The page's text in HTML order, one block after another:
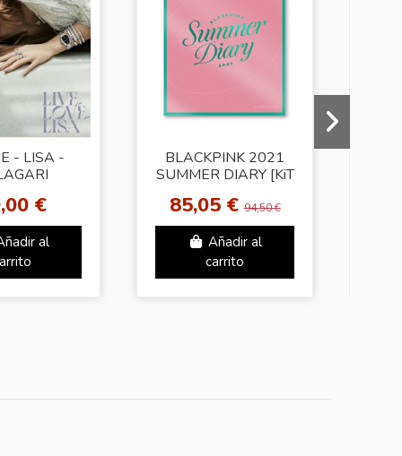
- LISA -
(Ver. B)
€
al
BLACKPINK 2021
SUMMER DIARY [KiT
85,05 €94,50 €
Añadir al
carrito